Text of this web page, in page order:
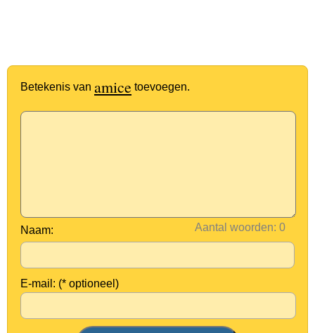
Betekenis van amice toevoegen.
Aantal woorden:
Naam:
E-mail: (* optioneel)